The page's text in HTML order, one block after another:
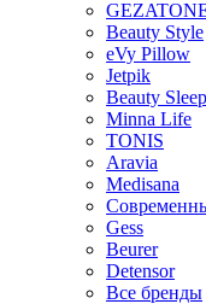
Beauty Style
eVy Pillow
Jetpik
Beauty Sleep
Minna Life
TONIS
Aravia
Medisana
Gess
Beurer
Detensor
Все бренды